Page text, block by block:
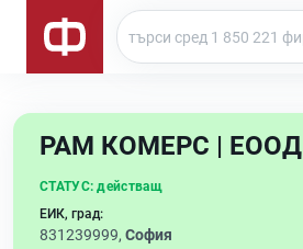
РАМ КОМЕРС | ЕООД
СТАТУС: действащ
ЕИК, град:
831239999, София